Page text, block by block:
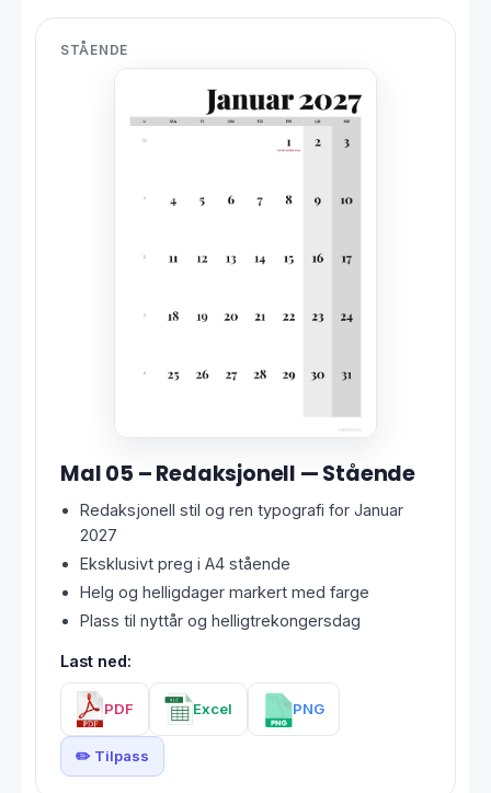
STÅENDE
Mal 05 – Redaksjonell — Stående
Redaksjonell stil og ren typografi for Januar
2027
Eksklusivt preg i A4 stående
Helg og helligdager markert med farge
Plass til nyttår og helligtrekongersdag
Last ned:
PDF Excel PNG
✏️ Tilpass